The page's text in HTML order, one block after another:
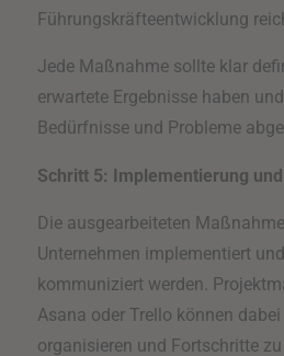
Führungskräfteentwicklung
Jede Maßnahme sollte klar
erwartete Ergebnisse haben
Bedürfnisse und Probleme
Schritt 5: Implementierung
Die ausgearbeiteten
Unternehmen implementiert
kommuniziert werden.
Asana oder Trello können
organisieren und Fortschritte